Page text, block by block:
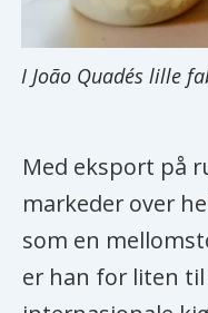
I João Quadés lille fabrikk i Safim jobber en kvinne blant sekker med cashewnøtter.
Med eksport på
markeder over
som en
er han for liten